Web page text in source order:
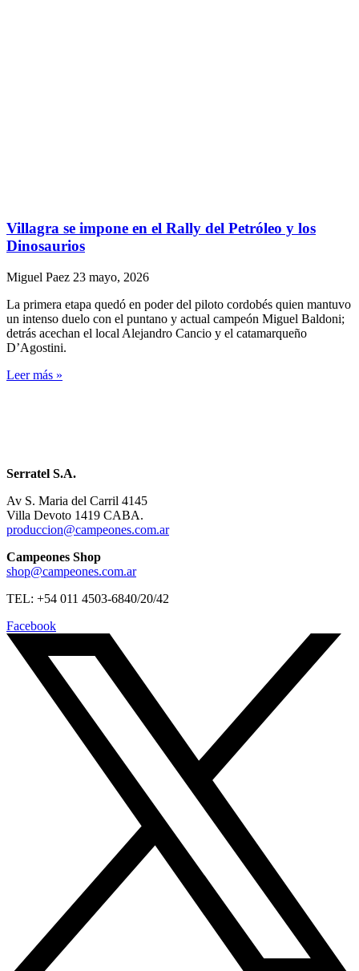
Villagra se impone en el Rally del Petróleo y los
Dinosaurios
Miguel Paez 23 mayo, 2026
La primera etapa quedó en poder del piloto cordobés quien mantuvo
un intenso duelo con el puntano y actual campeón Miguel Baldoni;
detrás acechan el local Alejandro Cancio y el catamarqueño
D’Agostini.
Leer más »
Serratel S.A.
Av S. Maria del Carril 4145
Villa Devoto 1419 CABA.
produccion@campeones.com.ar
Campeones Shop
shop@campeones.com.ar
TEL: +54 011 4503-6840/20/42
Facebook